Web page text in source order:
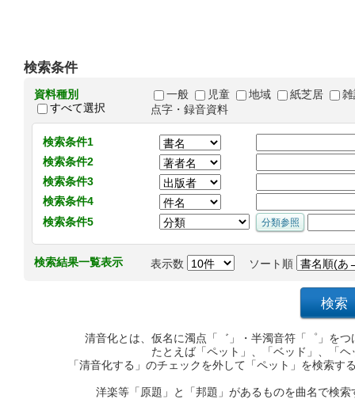
検索条件
資料種別
すべて選択
一般 児童 地域 紙芝居
点字・録音資料
検索条件1
検索条件2
検索条件3
検索条件4
検索条件5
検索結果一覧表示 表示数 ソート順
清音化とは、仮名に濁点「゛」・半濁音符「゜」を
たとえば「ペット」、「ベッド」、「
「清音化する」のチェックを外して「ペット」を検索
洋楽等「原題」と「邦題」があるものを曲名で検